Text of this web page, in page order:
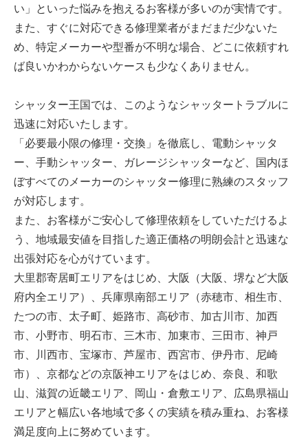
い」といった悩みを抱えるお客様が多いのが実情です。
また、すぐに対応できる修理業者がまだまだ少ないた
め、特定メーカーや型番が不明な場合、どこに依頼すれ
ば良いかわからないケースも少なくありません。
シャッター王国では、このようなシャッタートラブルに
迅速に対応いたします。
「必要最小限の修理・交換」を徹底し、電動シャッタ
ー、手動シャッター、ガレージシャッターなど、国内ほ
ぼすべてのメーカーのシャッター修理に熟練のスタッフ
が対応します。
また、お客様がご安心して修理依頼をしていただけるよ
う、地域最安値を目指した適正価格の明朗会計と迅速な
出張対応を心がけています。
大里郡寄居町エリアをはじめ、大阪（大阪、堺など大阪
府内全エリア）、兵庫県南部エリア（赤穂市、相生市、
たつの市、太子町、姫路市、高砂市、加古川市、加西
市、小野市、明石市、三木市、加東市、三田市、神戸
市、川西市、宝塚市、芦屋市、西宮市、伊丹市、尼崎
市）、京都などの京阪神エリアをはじめ、奈良、和歌
山、滋賀の近畿エリア、岡山・倉敷エリア、広島県福山
エリアと幅広い各地域で多くの実績を積み重ね、お客様
満足度向上に努めています。